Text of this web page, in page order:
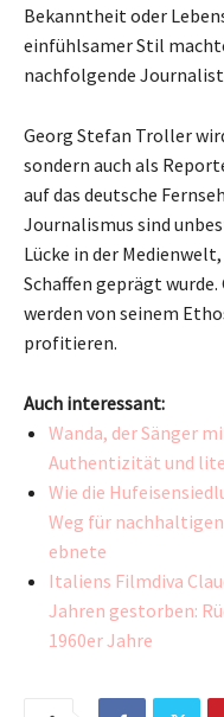
Bekanntheit oder
einfühlsamer Stil
nachfolgende
Georg Stefan Troller
sondern auch als
auf das deutsche
Journalismus sind
Lücke in der
Schaffen geprägt
werden von seinem
profitieren.
Auch interessant:
Wanda, der Sänger
Authentizität und
Wie die
Weg für
ebnete
Italiens Filmdiva
Jahren gestorben:
1960er Jahre